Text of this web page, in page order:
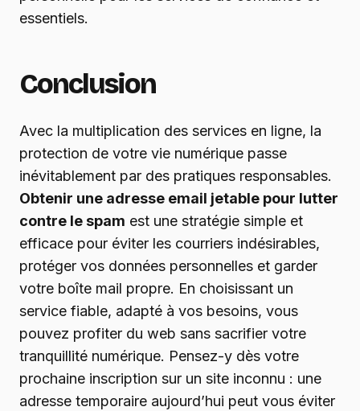
essentiels.
Conclusion
Avec la multiplication des services en ligne, la
protection de votre vie numérique passe
inévitablement par des pratiques responsables.
Obtenir une adresse email jetable pour lutter
contre le spam est une stratégie simple et
efficace pour éviter les courriers indésirables,
protéger vos données personnelles et garder
votre boîte mail propre. En choisissant un
service fiable, adapté à vos besoins, vous
pouvez profiter du web sans sacrifier votre
tranquillité numérique. Pensez-y dès votre
prochaine inscription sur un site inconnu : une
adresse temporaire aujourd’hui peut vous éviter